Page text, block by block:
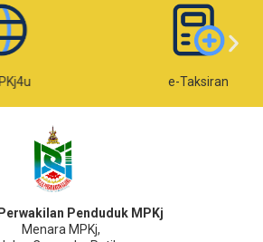
e-Taksiran
Penduduk MPKj
Menara MPKj,